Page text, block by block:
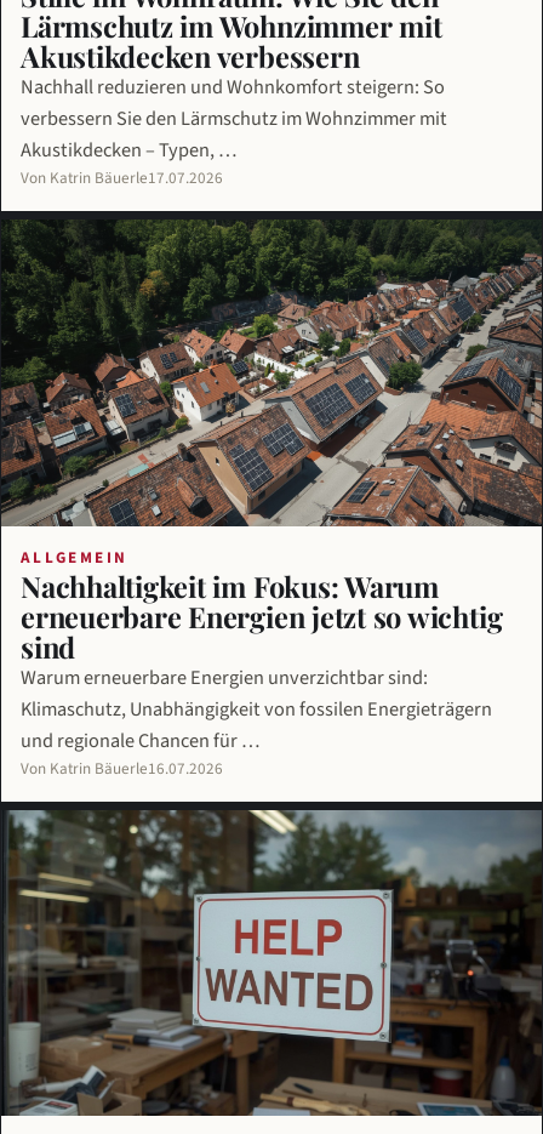
Lärmschutz im Wohnzimmer mit
Akustikdecken verbessern
Nachhall reduzieren und Wohnkomfort steigern: So
verbessern Sie den Lärmschutz im Wohnzimmer mit
Akustikdecken – Typen, …
Von Katrin Bäuerle17.07.2026
ALLGEMEIN
Nachhaltigkeit im Fokus: Warum
erneuerbare Energien jetzt so wichtig
sind
Warum erneuerbare Energien unverzichtbar sind:
Klimaschutz, Unabhängigkeit von fossilen Energieträgern
und regionale Chancen für …
Von Katrin Bäuerle16.07.2026